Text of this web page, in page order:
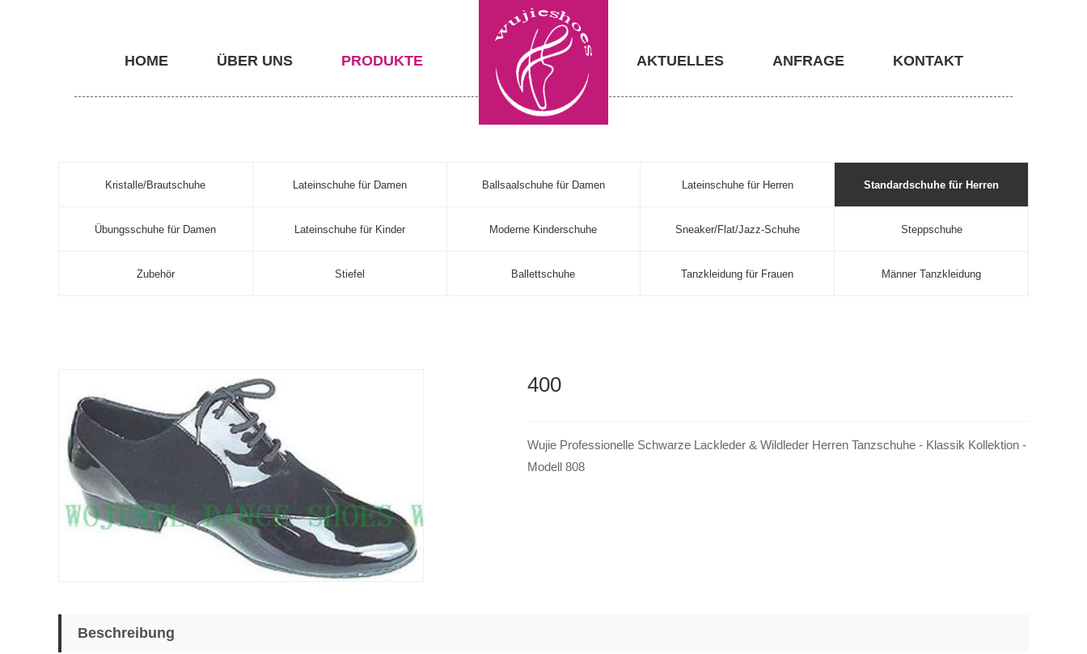
HOME ÜBER UNS PRODUKTE AKTUELLES ANFRAGE KONTAKT
Kristalle/Brautschuhe Lateinschuhe für Damen Ballsaalschuhe für Damen Lateinschuhe für Herren Standardschuhe für Herren
Übungsschuhe für Damen Lateinschuhe für Kinder Moderne Kinderschuhe Sneaker/Flat/Jazz-Schuhe Steppschuhe
Zubehör Stiefel Ballettschuhe Tanzkleidung für Frauen Männer Tanzkleidung
400
Wujie Professionelle Schwarze Lackleder & Wildleder Herren Tanzschuhe - Klassik Kollektion -
Modell 808
Beschreibung